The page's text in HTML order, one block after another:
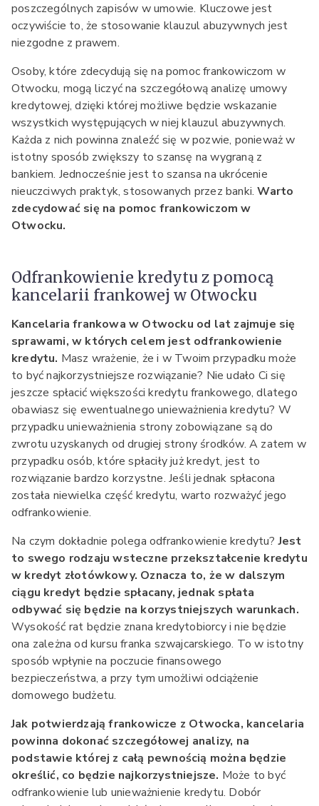
poszczególnych zapisów w umowie. Kluczowe jest
oczywiście to, że stosowanie klauzul abuzywnych jest
niezgodne z prawem.
Osoby, które zdecydują się na pomoc frankowiczom w
Otwocku, mogą liczyć na szczegółową analizę umowy
kredytowej, dzięki której możliwe będzie wskazanie
wszystkich występujących w niej klauzul abuzywnych.
Każda z nich powinna znaleźć się w pozwie, ponieważ w
istotny sposób zwiększy to szansę na wygraną z
bankiem. Jednocześnie jest to szansa na ukrócenie
nieuczciwych praktyk, stosowanych przez banki.Warto
zdecydować się na pomoc frankowiczom w
Otwocku.
Odfrankowienie kredytu z pomocą
kancelarii frankowej w Otwocku
Kancelaria frankowa w Otwocku od lat zajmuje się
sprawami, w których celem jest odfrankowienie
kredytu. Masz wrażenie, że i w Twoim przypadku może
to być najkorzystniejsze rozwiązanie? Nie udało Ci się
jeszcze spłacić większości kredytu frankowego, dlatego
obawiasz się ewentualnego unieważnienia kredytu? W
przypadku unieważnienia strony zobowiązane są do
zwrotu uzyskanych od drugiej strony środków. A zatem w
przypadku osób, które spłaciły już kredyt, jest to
rozwiązanie bardzo korzystne. Jeśli jednak spłacona
została niewielka część kredytu, warto rozważyć jego
odfrankowienie.
Na czym dokładnie polega odfrankowienie kredytu? Jest
to swego rodzaju wsteczne przekształcenie kredytu
w kredyt złotówkowy. Oznacza to, że w dalszym
ciągu kredyt będzie spłacany, jednak spłata
odbywać się będzie na korzystniejszych warunkach.
Wysokość rat będzie znana kredytobiorcy i nie będzie
ona zależna od kursu franka szwajcarskiego. To w istotny
sposób wpłynie na poczucie finansowego
bezpieczeństwa, a przy tym umożliwi odciążenie
domowego budżetu.
Jak potwierdzają frankowicze z Otwocka, kancelaria
powinna dokonać szczegółowej analizy, na
podstawie której z całą pewnością można będzie
określić, co będzie najkorzystniejsze. Może to być
odfrankowienie lub unieważnienie kredytu. Dobór